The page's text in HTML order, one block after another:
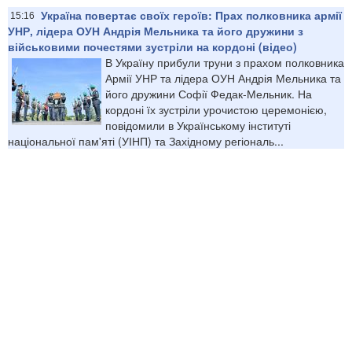
15:16
Україна повертає своїх героїв: Прах полковника армії
УНР, лідера ОУН Андрія Мельника та його дружини з
військовими почестями зустріли на кордоні (відео)
В Україну прибули труни з прахом полковника
Армії УНР та лідера ОУН Андрія Мельника та
його дружини Софії Федак-Мельник. На
кордоні їх зустріли урочистою церемонією,
повідомили в Українському інституті
національної пам'яті (УІНП) та Західному регіональ...